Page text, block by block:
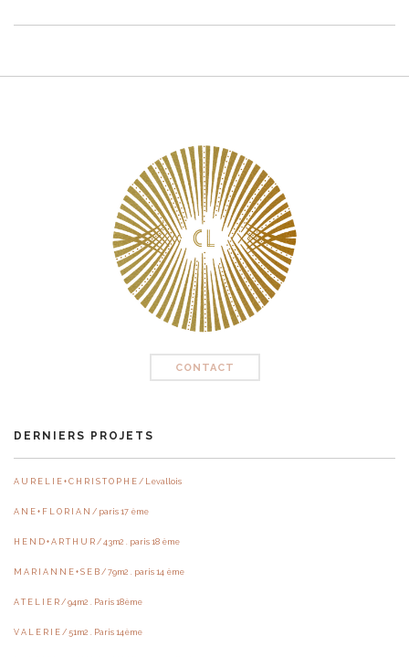
CONTACT
DERNIERS PROJETS
A U R E L I E + C H R I S T O P H E / Levallois
A N E + F L O R I A N / paris 17 ème
H E N D + A R T H U R / 43m2 . paris 18 ème
M A R I A N N E + S E B / 79m2 . paris 14 ème
A T E L I E R / 94m2 . Paris 18ème
V A L E R I E / 51m2 . Paris 14ème